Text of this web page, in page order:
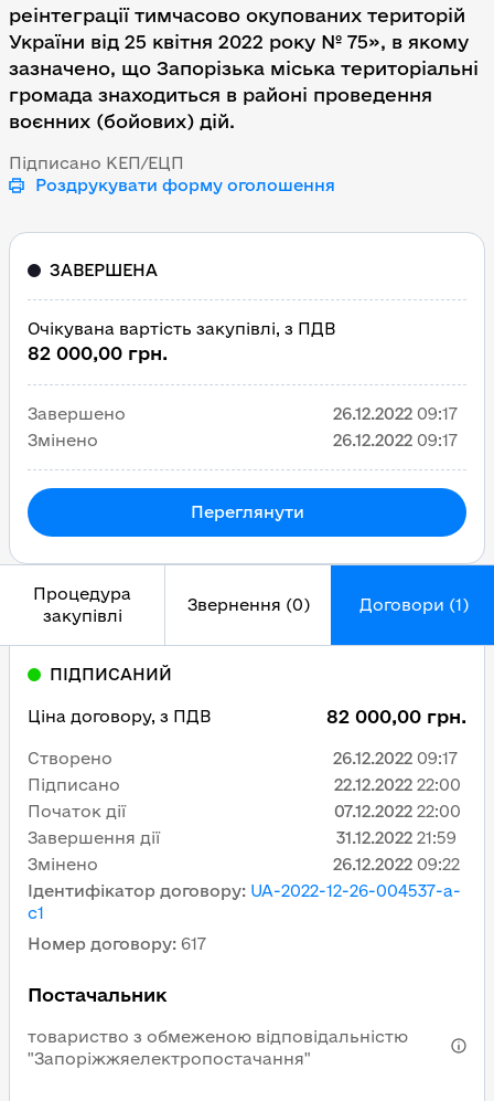
реінтеграції тимчасово окупованих територій
України від 25 квітня 2022 року № 75», в якому
зазначено, що Запорізька міська територіальні
громада знаходиться в районі проведення
воєнних (бойових) дій.
Підписано КЕП/ЕЦП
Роздрукувати форму оголошення
Процедура
закупівлі
Звернення (0) Договори (1)
Ідентифікатор договору: UA-2022-12-26-004537-a-
c1
Номер договору: 617
Постачальник
товариство з обмеженою відповідальністю
"Запоріжжяелектропостачання"
ПІДПИСАНИЙ
Ціна договору, з ПДВ 82 000,00 грн.
Створено 26.12.2022 09:17
Підписано
22.12.2022 22:00
Початок дії
07.12.2022 22:00
Завершення дії
31.12.2022 21:59
Змінено
26.12.2022 09:22
ЗАВЕРШЕНА
Очікувана вартість закупівлі, з ПДВ
82 000,00 грн.
Завершено 26.12.2022 09:17
Змінено
26.12.2022 09:17
Переглянути